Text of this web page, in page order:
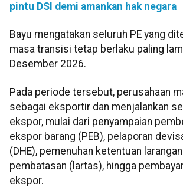
pintu DSI demi amankan hak negara
Bayu mengatakan seluruh PE yang
masa transisi tetap berlaku paling
Desember 2026.
Pada periode tersebut, perusahaan
sebagai eksportir dan menjalankan
ekspor, mulai dari penyampaian
ekspor barang (PEB), pelaporan
(DHE), pemenuhan ketentuan
pembatasan (lartas), hingga
ekspor.